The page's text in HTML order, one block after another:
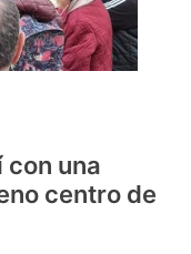
con una
centro de